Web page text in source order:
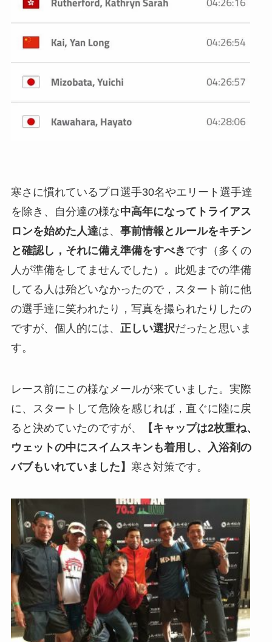
寒さに慣れているプロ選手30名やエリート選手達
を除き、自分達の様な中高年になってトライアス
ロンを始めた人達は、 事前情報とルールをキチン
と確認し，それに備え準備をすべき です（多くの
人が準備をしてませんでした）。此処までの準備
してる人は殆どいなかったので，スタート前に他
の選手達に笑われたり，写真を撮られたりしたの
ですが、個人的には、 正しい選択だったと思いま
す。
レース前にこの様なメールが来ていました。実際
に、スタートして危険を感じれば，直ぐに陸に戻
ると決めていたのですが、
【キャップは2枚重ね、
ウェットの中にスイムスキンも着用し、入浴剤の
バブもいれていました】 寒さ対策です。